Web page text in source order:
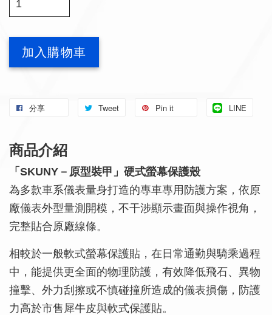
加入購物車
分享 Tweet Pin it LINE
商品介紹
「SKUNY－原型裝甲」硬式螢幕保護殼
為多款車系儀表量身打造的專車專用防護方案，依原
廠儀表外型量測開模，不干涉顯示畫面與操作視角，
完整貼合原廠線條。
相較於一般軟式螢幕保護貼，在日常通勤與騎乘過程
中，能提供更全面的物理防護，有效降低飛石、異物
撞擊、外力刮擦或不慎碰撞所造成的儀表損傷，防護
力高於市售犀牛皮與軟式保護貼。